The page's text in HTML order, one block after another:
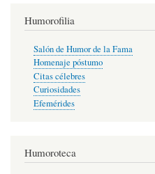
Humorofilia
Salón de Humor de la Fama
Homenaje póstumo
Citas célebres
Curiosidades
Efemérides
Humoroteca